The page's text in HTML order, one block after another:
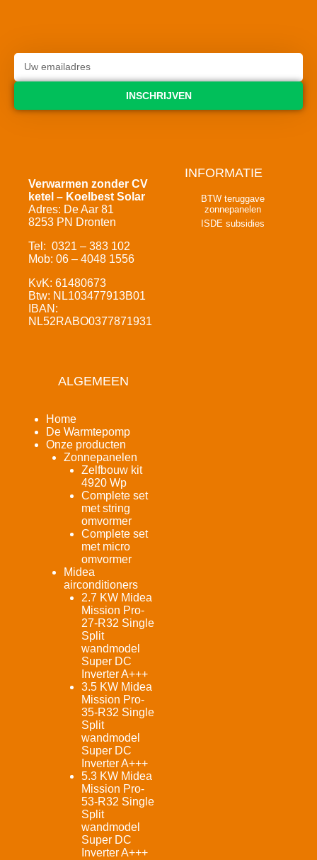
INSCHRIJVEN
Verwarmen zonder CV
ketel – Koelbest Solar
Adres: De Aar 81
8253 PN Dronten
Tel: 0321 – 383 102
Mob: 06 – 4048 1556
KvK: 61480673
Btw: NL103477913B01
IBAN:
NL52RABO0377871931
INFORMATIE
BTW teruggave
zonnepanelen
ISDE subsidies
ALGEMEEN
Home
De Warmtepomp
Onze producten
Zonnepanelen
Zelfbouw kit
4920 Wp
Complete set
met string
omvormer
Complete set
met micro
omvormer
Midea
airconditioners
2.7 KW Midea
Mission Pro-
27-R32 Single
Split
wandmodel
Super DC
Inverter A+++
3.5 KW Midea
Mission Pro-
35-R32 Single
Split
wandmodel
Super DC
Inverter A+++
5.3 KW Midea
Mission Pro-
53-R32 Single
Split
wandmodel
Super DC
Inverter A+++